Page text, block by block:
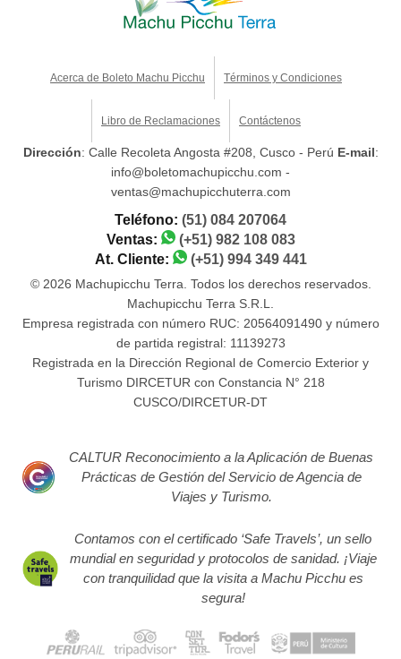
Acerca de Boleto Machu Picchu Términos y Condiciones
Libro de Reclamaciones Contáctenos
Dirección: Calle Recoleta Angosta #208, Cusco - Perú E-mail:
info@boletomachupicchu.com -
ventas@machupicchuterra.com
Teléfono: (51) 084 207064
Ventas:
(+51) 982 108 083
At. Cliente:
(+51) 994 349 441
© 2026 Machupicchu Terra. Todos los derechos reservados.
Machupicchu Terra S.R.L.
Empresa registrada con número RUC: 20564091490 y número
de partida registral: 11139273
Registrada en la Dirección Regional de Comercio Exterior y
Turismo DIRCETUR con Constancia N° 218
CUSCO/DIRCETUR-DT
CALTUR Reconocimiento a la Aplicación de Buenas
Prácticas de Gestión del Servicio de Agencia de
Viajes y Turismo.
Contamos con el certificado ‘Safe Travels’, un sello
mundial en seguridad y protocolos de sanidad. ¡Viaje
con tranquilidad que la visita a Machu Picchu es
segura!